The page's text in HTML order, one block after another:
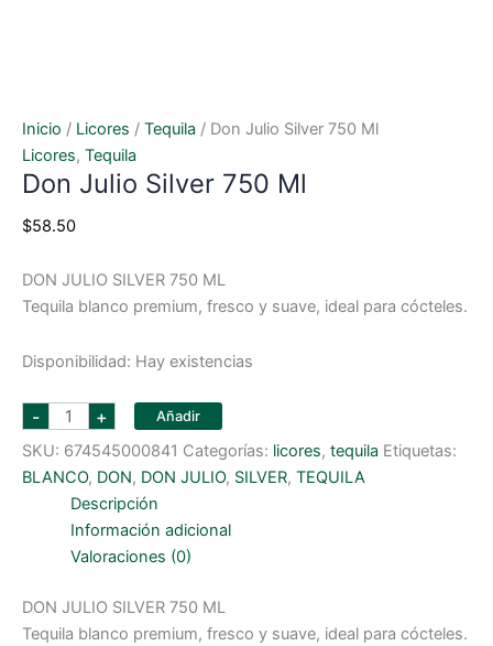
Inicio / Licores / Tequila / Don Julio Silver 750 Ml
Licores, Tequila
Don Julio Silver 750 Ml
$58.50
DON JULIO SILVER 750 ML
Tequila blanco premium, fresco y suave, ideal para cócteles.
Disponibilidad: Hay existencias
- don
julio
silver
750
ml
cantidad
+ Añadir
SKU: 674545000841 Categorías: licores, tequila Etiquetas:
BLANCO, DON, DON JULIO, SILVER, TEQUILA
Descripción
Información adicional
Valoraciones (0)
DON JULIO SILVER 750 ML
Tequila blanco premium, fresco y suave, ideal para cócteles.